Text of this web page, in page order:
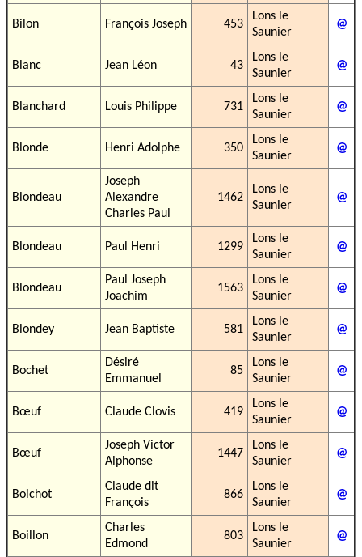
Bilon François Joseph 453
Lons le
Saunier
@
Blanc Jean Léon 43
Lons le
Saunier
@
Blanchard Louis Philippe 731
Lons le
Saunier
@
Blonde Henri Adolphe 350
Lons le
Saunier
@
Blondeau
Joseph
Alexandre
Charles Paul
1462
Lons le
Saunier
@
Blondeau Paul Henri 1299
Lons le
Saunier
@
Blondeau
Paul Joseph
Joachim
1563
Lons le
Saunier
@
Blondey Jean Baptiste 581
Lons le
Saunier
@
Bochet
Désiré
Emmanuel
85
Lons le
Saunier
@
Bœuf Claude Clovis 419
Lons le
Saunier
@
Bœuf
Joseph Victor
Alphonse
1447
Lons le
Saunier
@
Boichot
Claude dit
François
866
Lons le
Saunier
@
Boillon
Charles
Edmond
803
Lons le
Saunier
@